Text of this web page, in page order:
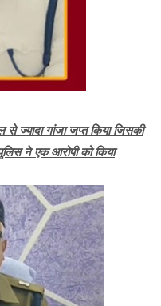
ज्यादा गांजा जप्त किया जिसकी
ने एक आरोपी को किया